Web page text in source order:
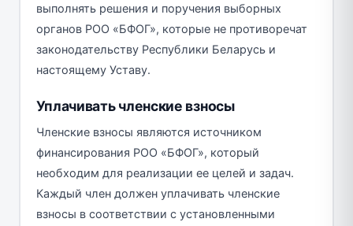
выполнять решения и поручения выборных
органов РОО «БФОГ», которые не противоречат
законодательству Республики Беларусь и
настоящему Уставу.
Уплачивать членские взносы
Членские взносы являются источником
финансирования РОО «БФОГ», который
необходим для реализации ее целей и задач.
Каждый член должен уплачивать членские
взносы в соответствии с установленными